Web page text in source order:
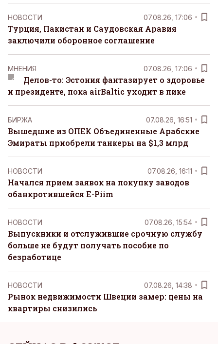
НОВОСТИ 07.08.26, 17:06
Турция, Пакистан и Саудовская Аравия
заключили оборонное соглашение
MНЕНИЯ 07.08.26, 17:06
Делов-то: Эстония фантазирует о здоровье
и президенте, пока airBaltic уходит в пике
БИРЖА 07.08.26, 16:51
Вышедшие из ОПЕК Объединенные Арабские
Эмираты приобрели танкеры на $1,3 млрд
НОВОСТИ 07.08.26, 16:11
Начался прием заявок на покупку заводов
обанкротившейся E-Piim
НОВОСТИ 07.08.26, 15:54
Выпускники и отслужившие срочную службу
больше не будут получать пособие по
безработице
НОВОСТИ 07.08.26, 14:38
Рынок недвижимости Швеции замер: цены на
квартиры снизились